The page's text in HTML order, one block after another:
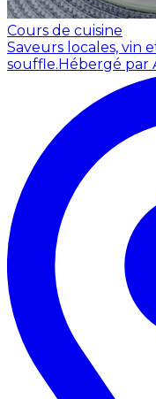
Cours de cuisine
Saveurs locales, vin
souffle.Hébergé par